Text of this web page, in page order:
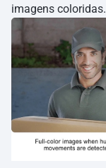
imagens coloridas.